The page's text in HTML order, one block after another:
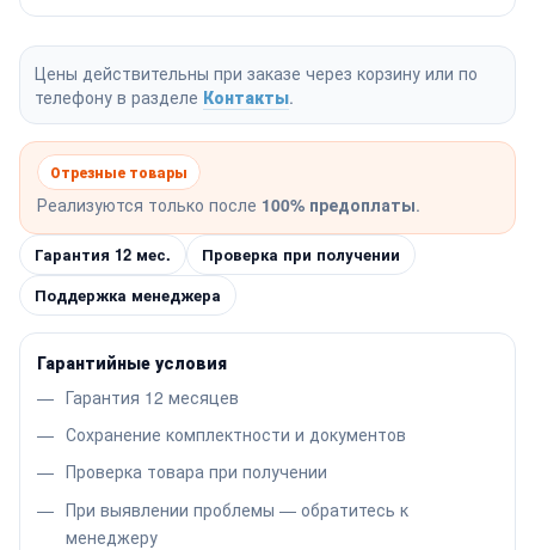
Цены действительны при заказе через корзину или по
телефону в разделе Контакты.
Отрезные товары
Реализуются только после 100% предоплаты.
Гарантия 12 мес.
Проверка при получении
Поддержка менеджера
Гарантийные условия
Гарантия 12 месяцев
Сохранение комплектности и документов
Проверка товара при получении
При выявлении проблемы — обратитесь к
менеджеру